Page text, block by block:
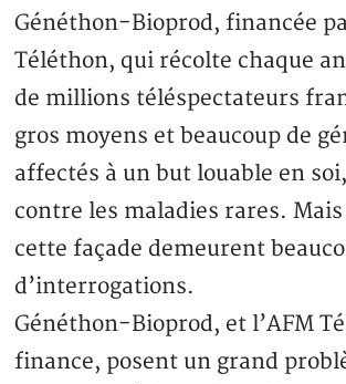
Généthon-Bioprod, financée
Téléthon, qui récolte chaque
de millions téléspectateurs
gros moyens et beaucoup de
affectés à un but louable en
contre les maladies rares.
cette façade demeurent
d’interrogations.
Généthon-Bioprod, et l’AFM
finance, posent un grand